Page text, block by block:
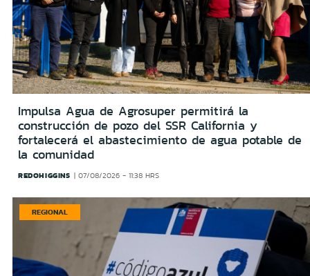
Impulsa Agua de Agrosuper permitirá la
construcción de pozo del SSR California y
fortalecerá el abastecimiento de agua potable de
la comunidad
REDOHIGGINS 07/08/2026 - 11:38 HRS
REGIONAL